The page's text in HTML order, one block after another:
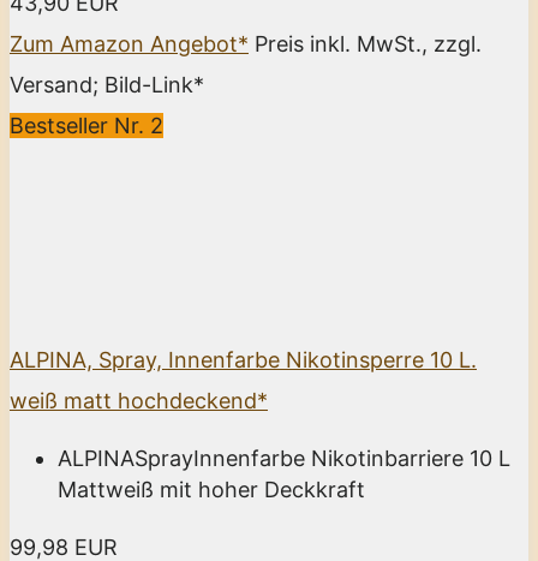
Zum Amazon Angebot* Preis inkl. MwSt., zzgl.
Versand; Bild-Link*
Bestseller Nr. 2
ALPINA, Spray, Innenfarbe Nikotinsperre 10 L.
weiß matt hochdeckend*
ALPINASprayInnenfarbe Nikotinbarriere 10 L
Mattweiß mit hoher Deckkraft
99,98 EUR